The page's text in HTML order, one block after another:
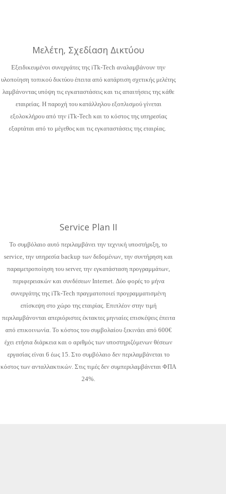
Μελέτη, Σχεδίαση Δικτύου
Εξειδικευμένοι συνεργάτες της iTk-Tech αναλαμβάνουν την
υλοποίηση τοπικού δικτύου έπειτα από κατάρτιση σχετικής μελέτης
λαμβάνοντας υπόψη τις εγκαταστάσεις και τις απαιτήσεις της κάθε
εταιρείας. Η παροχή του κατάλληλου εξοπλισμού γίνεται
εξολοκλήρου από την iTk-Tech και το κόστος της υπηρεσίας
εξαρτάται από το μέγεθος και τις εγκαταστάσεις της εταιρίας.
Service Plan II
Το συμβόλαιο αυτό περιλαμβάνει την τεχνική υποστήριξη, το
service, την υπηρεσία backup των δεδομένων, την συντήρηση και
παραμετροποίηση του server, την εγκατάσταση προγραμμάτων,
περιφερειακών και συνδέσεων Internet. Δύο φορές το μήνα
συνεργάτης της iTk-Tech πραγματοποιεί προγραμματισμένη
επίσκεψη στο χώρο της εταιρίας. Επιπλέον στην τιμή
περιλαμβάνονται απεριόριστες έκτακτες μηνιαίες επισκέψεις έπειτα
από επικοινωνία. Το κόστος του συμβολαίου ξεκινάει από 600€
έχει ετήσια διάρκεια και ο αριθμός των υποστηριζόμενων θέσεων
εργασίας είναι 6 έως 15. Στο συμβόλαιο δεν περιλαμβάνεται το
κόστος των ανταλλακτικών. Στις τιμές δεν συμπεριλαμβάνεται ΦΠΑ
24%.